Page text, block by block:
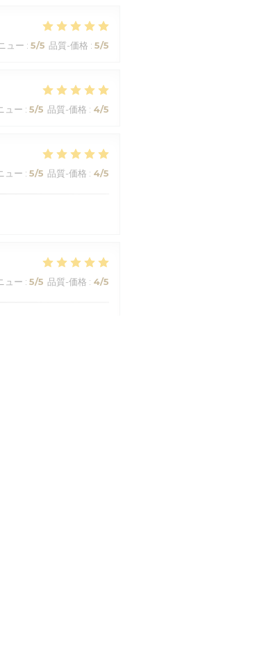
ュー : 5/5 品質-価格 : 5/5
ュー : 5/5 品質-価格 : 4/5
ュー : 5/5 品質-価格 : 4/5
ュー : 5/5 品質-価格 : 4/5